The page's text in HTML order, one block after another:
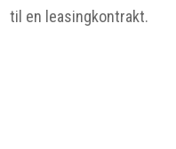
til en leasingkontrakt.